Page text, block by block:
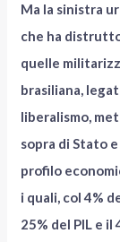
Ma la sinistra
che ha
quelle
brasiliana,
liberalismo,
sopra di Stato
profilo
i quali, col 4%
25% del PIL e